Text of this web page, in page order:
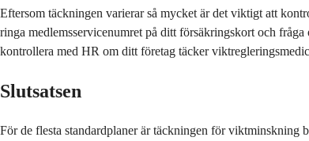
Eftersom täckningen varierar så mycket är det viktigt att
ringa medlemsservicenumret på ditt försäkringskort och
kontrollera med HR om ditt företag täcker
Slutsatsen
För de flesta standardplaner är täckningen för viktminskning